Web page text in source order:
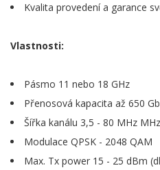
Kvalita provedení a garance
Vlastnosti:
Pásmo 11 nebo 18 GHz
Přenosová kapacita až 650
Šířka kanálu 3,5 - 80 MHz MHz
Modulace QPSK - 2048 QAM
Max. Tx power 15 - 25 dBm